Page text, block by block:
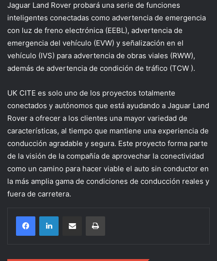
Jaguar Land Rover probará una serie de funciones
inteligentes conectadas como advertencia de emergencia
con luz de freno electrónica (EEBL), advertencia de
emergencia del vehículo (EVW) y señalización en el
vehículo (IVS) para advertencia de obras viales (RWW),
además de advertencia de condición de tráfico (TCW ).
UK CITE es solo uno de los proyectos totalmente
conectados y autónomos que está ayudando a Jaguar Land
Rover a ofrecer a los clientes una mayor variedad de
características, al tiempo que mantiene una experiencia de
conducción agradable y segura. Este proyecto forma parte
de la visión de la compañía de aprovechar la conectividad
como un camino para hacer viable el auto sin conductor en
la más amplia gama de condiciones de conducción reales y
fuera de carretera.
Compartir por correo electrónicoImprimir